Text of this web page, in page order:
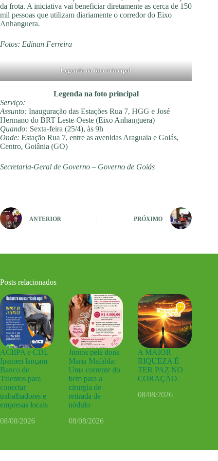
da frota. A iniciativa vai beneficiar diretamente as cerca de 150
mil pessoas que utilizam diariamente o corredor do Eixo
Anhanguera.
Fotos: Edinan Ferreira
Legenda na foto principal
Legenda na foto principal
Serviço:
Assunto: Inauguração das Estações Rua 7, HGG e José
Hermano do BRT Leste-Oeste (Eixo Anhanguera)
Quando: Sexta-feira (25/4), às 9h
Onde: Estação Rua 7, entre as avenidas Araguaia e Goiás,
Centro, Goiânia (GO)
Secretaria-Geral de Governo – Governo de Goiás
ANTERIOR PRÓXIMO
Posts relacionados
ACIIPA e CDL
Ipameri lançam
Banco de
Talentos para
conectar
trabalhadores e
empresas locais
08/08/2026
Juntos pela dona
Maria Mafalda:
Uma corrente do
bem para a
cirurgia de
retirada de
nódulo
08/08/2026
A MAIOR
RIQUEZA É
TER PAZ NO
CORAÇÃO
08/08/2026